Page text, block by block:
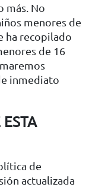
más. No
menores de
ha recopilado
de 16
inmediato
de
actualizada